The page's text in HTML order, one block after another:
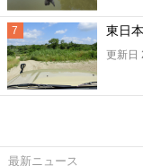
東日
更新日
最新ニュース